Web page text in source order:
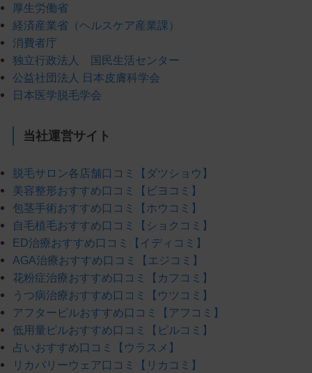
厚生労働省
経済産業省（ヘルスケア産業課）
消費者庁
独立行政法人 国民生活センター
公益社団法人 日本皮膚科学会
日本医学脱毛学会
当社運営サイト
脱毛サロン各店舗口コミ【ダツショウ】
美容整形おすすめ口コミ【ビヨコミ】
包茎手術おすすめ口コミ【ホウコミ】
自毛植毛おすすめ口コミ【ショクコミ】
ED治療おすすめ口コミ【イディコミ】
AGA治療おすすめ口コミ【エジコミ】
花粉症治療おすすめ口コミ【カフコミ】
うつ病治療おすすめ口コミ【ウツコミ】
アフターピルおすすめ口コミ【アフコミ】
低用量ピルおすすめ口コミ【ピルコミ】
占いおすすめ口コミ【ウラスメ】
リカバリーウェア口コミ【リカコミ】